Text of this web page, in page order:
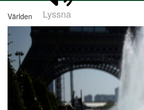
Lyssna
Världen